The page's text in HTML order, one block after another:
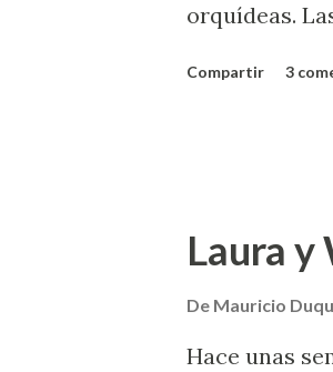
orquídeas.
Compartir 3
Laura
De Mauricio
Hace unas